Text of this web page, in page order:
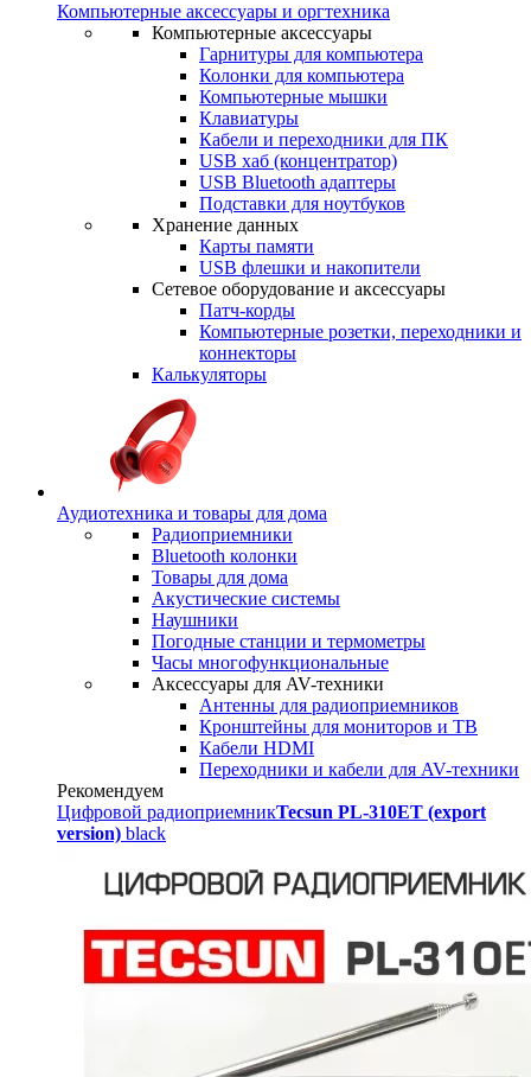
Компьютерные аксессуары и оргтехника
Компьютерные аксессуары
Гарнитуры для компьютера
Колонки для компьютера
Компьютерные мышки
Клавиатуры
Кабели и переходники для ПК
USB хаб (концентратор)
USB Bluetooth адаптеры
Подставки для ноутбуков
Хранение данных
Карты памяти
USB флешки и накопители
Сетевое оборудование и аксессуары
Патч-корды
Компьютерные розетки, переходники и
коннекторы
Калькуляторы
Аудиотехника и товары для дома
Радиоприемники
Bluetooth колонки
Товары для дома
Акустические системы
Наушники
Погодные станции и термометры
Часы многофункциональные
Аксессуары для AV-техники
Антенны для радиоприемников
Кронштейны для мониторов и ТВ
Кабели HDMI
Переходники и кабели для AV-техники
Рекомендуем
Цифровой радиоприемникTecsun PL-310ET (export
version) black